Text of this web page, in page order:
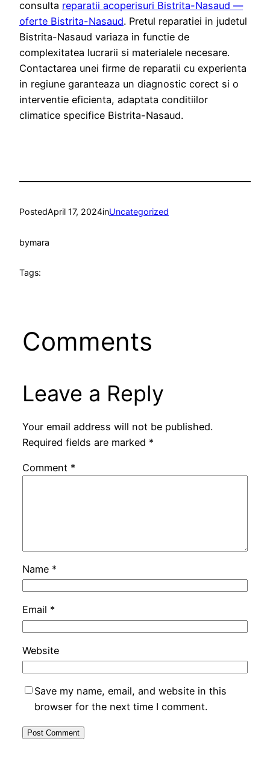
consulta reparatii acoperisuri Bistrita-Nasaud —
oferte Bistrita-Nasaud. Pretul reparatiei in judetul
Bistrita-Nasaud variaza in functie de
complexitatea lucrarii si materialele necesare.
Contactarea unei firme de reparatii cu experienta
in regiune garanteaza un diagnostic corect si o
interventie eficienta, adaptata conditiilor
climatice specifice Bistrita-Nasaud.
PostedApril 17, 2024inUncategorized
bymara
Tags:
Comments
Leave a Reply
Your email address will not be published.
Required fields are marked *
Comment *
Name *
Email *
Website
Save my name, email, and website in this
browser for the next time I comment.